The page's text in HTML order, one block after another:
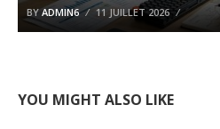
BYADMIN6 11 JUILLET 2026
YOU MIGHT ALSO LIKE